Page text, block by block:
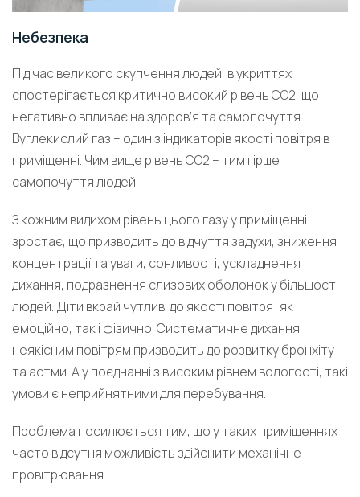
Небезпека
Під час великого скупчення людей, в укриттях
спостерігається критично високий рівень СО2, що
негативно впливає на здоров’я та самопочуття.
Вуглекислий газ – один з індикаторів якості повітря в
приміщенні. Чим вище рівень СО2 – тим гірше
самопочуття людей.
З кожним видихом рівень цього газу у приміщенні
зростає, що призводить до відчуття задухи, зниження
концентрації та уваги, сонливості, ускладнення
дихання, подразнення слизових оболонок у більшості
людей. Діти вкрай чутливі до якості повітря: як
емоційно, так і фізично. Систематичне дихання
неякісним повітрям призводить до розвитку бронхіту
та астми. А у поєднанні з високим рівнем вологості, такі
умови є неприйнятними для перебування.
Проблема посилюється тим, що у таких приміщеннях
часто відсутня можливість здійснити механічне
провітрювання.